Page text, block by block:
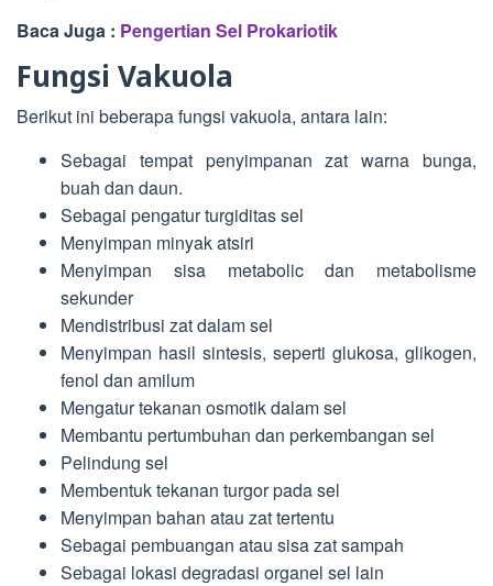
Baca Juga : Pengertian Sel Prokariotik
Fungsi Vakuola
Berikut ini beberapa fungsi vakuola, antara lain:
Sebagai tempat penyimpanan zat warna bunga,
buah dan daun.
Sebagai pengatur turgiditas sel
Menyimpan minyak atsiri
Menyimpan sisa metabolic dan metabolisme
sekunder
Mendistribusi zat dalam sel
Menyimpan hasil sintesis, seperti glukosa, glikogen,
fenol dan amilum
Mengatur tekanan osmotik dalam sel
Membantu pertumbuhan dan perkembangan sel
Pelindung sel
Membentuk tekanan turgor pada sel
Menyimpan bahan atau zat tertentu
Sebagai pembuangan atau sisa zat sampah
Sebagai lokasi degradasi organel sel lain